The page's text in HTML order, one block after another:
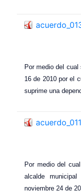
Por medio del
16 de 2010 por el
suprime una
Por medio del
alcalde
noviembre 24 de